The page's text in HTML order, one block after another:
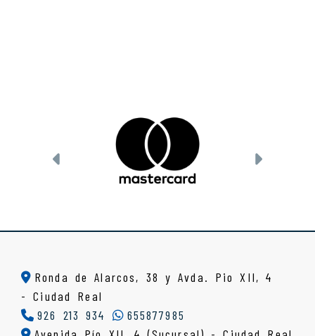
Anterior
Ronda de Alarcos, 38 y Avda. Pio XII, 4
-Ciudad Real
926 213 934
655877985